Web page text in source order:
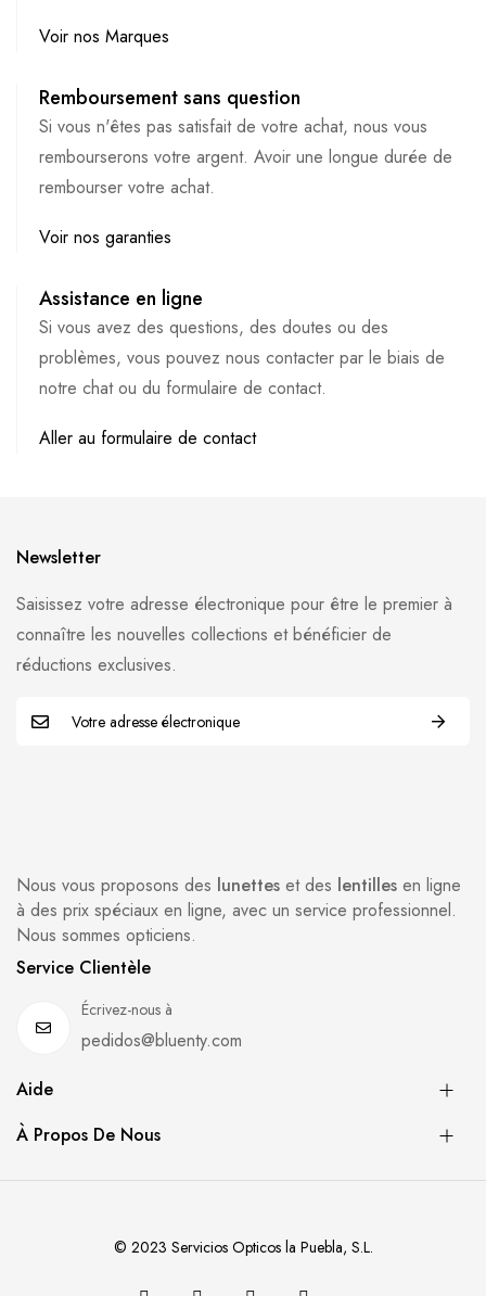
Voir nos Marques
Remboursement sans question
Si vous n'êtes pas satisfait de votre achat, nous vous
rembourserons votre argent. Avoir une longue durée de
rembourser votre achat.
Voir nos garanties
Assistance en ligne
Si vous avez des questions, des doutes ou des
problèmes, vous pouvez nous contacter par le biais de
notre chat ou du formulaire de contact.
Aller au formulaire de contact
Nous vous proposons des lunettes et des lentilles en ligne
à des prix spéciaux en ligne, avec un service professionnel.
Nous sommes opticiens.
Service Clientèle
Écrivez-nous à
pedidos@bluenty.com
Aide
À Propos De Nous
Newsletter
Saisissez votre adresse électronique pour être le premier à
connaître les nouvelles collections et bénéficier de
réductions exclusives.
© 2023 Servicios Opticos la Puebla, S.L.